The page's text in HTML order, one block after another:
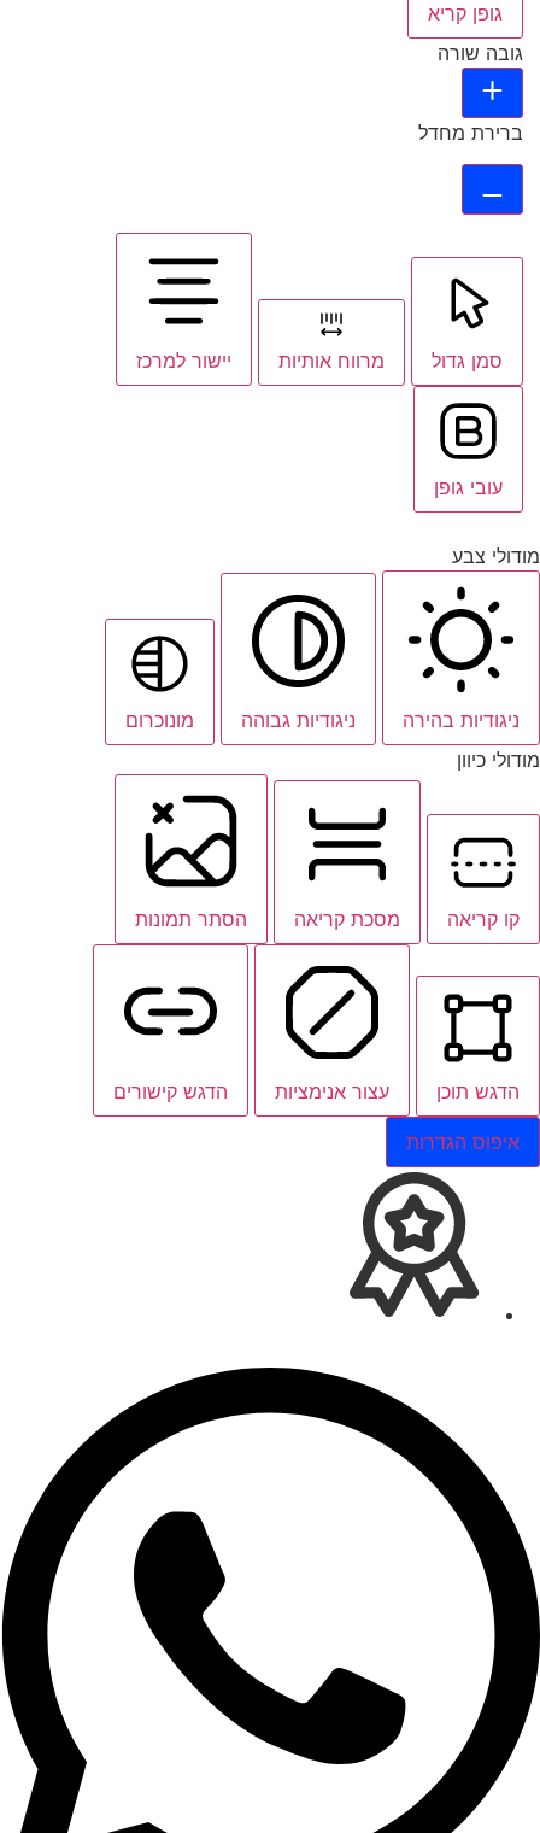
גופן קריא
גובה שורה
ברירת מחדל
סמן גדול מרווח אותיות יישור למרכז
עובי גופן
מודולי צבע
ניגודיות בהירה ניגודיות גבוהה
מונוכרום
מודולי כיוון
קו קריאה מסכת קריאה הסתר תמונות
הדגש תוכן עצור אנימציות הדגש קישורים
איפוס הגדרות